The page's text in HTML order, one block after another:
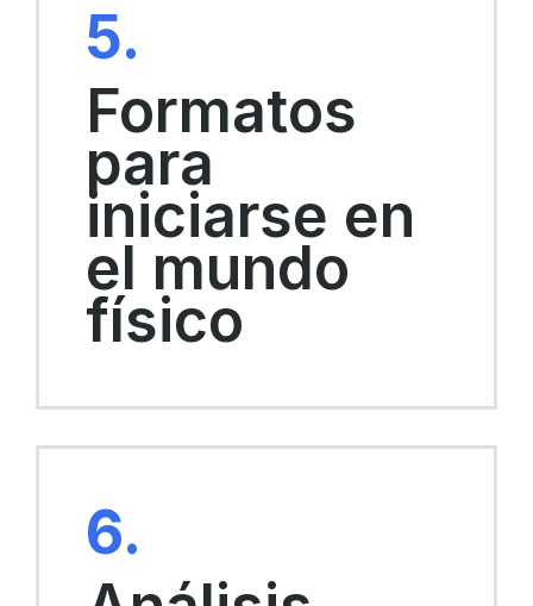
5.
Formatos
para
iniciarse en
el mundo
físico
6.